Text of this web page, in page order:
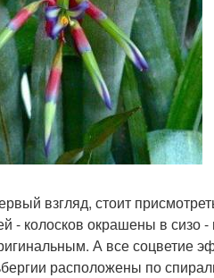
взгляд, стоит
- колосков окрашены в сизо -
А все соцветие
расположены по